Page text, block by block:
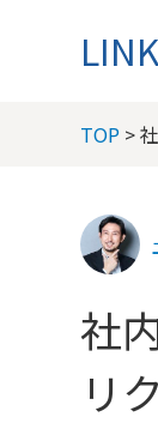
TOP >
社
リ